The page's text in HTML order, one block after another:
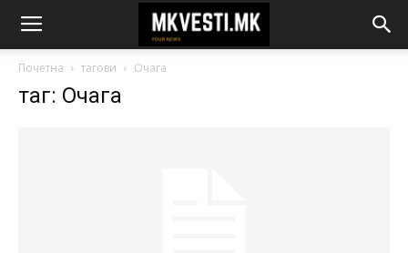
Почетна тагови Очага
таг: Очага